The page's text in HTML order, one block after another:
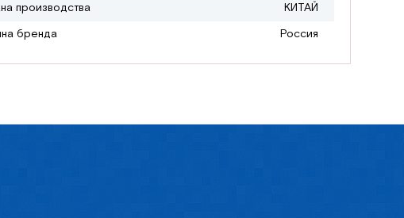
производства
КИТАЙ
бренда
Россия